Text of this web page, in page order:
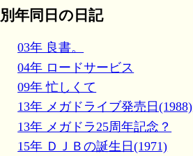
別年同日の日記
03年 良書。
04年 ロードサービス
09年 忙しくて
13年 メガドライブ発売日(1988)
13年 メガドラ25周年記念？
15年 ＤＪＢの誕生日(1971)